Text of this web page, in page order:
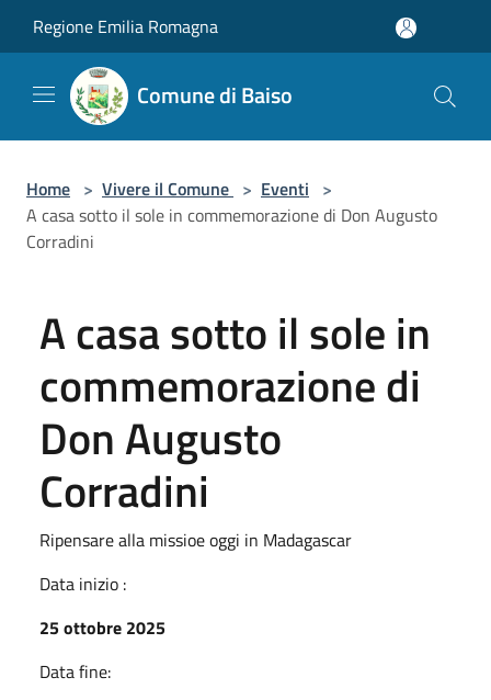
Regione Emilia Romagna
Comune di Baiso
Home > Vivere il Comune > Eventi >
A casa sotto il sole in commemorazione di Don Augusto
Corradini
A casa sotto il sole in
commemorazione di
Don Augusto
Corradini
Ripensare alla missioe oggi in Madagascar
Data inizio :
25 ottobre 2025
Data fine: